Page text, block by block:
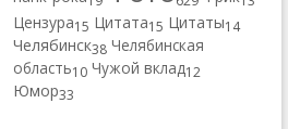
Цензура15 Цитата15 Цитаты14
Челябинск38 Челябинская
область10 Чужой вклад12
Юмор33